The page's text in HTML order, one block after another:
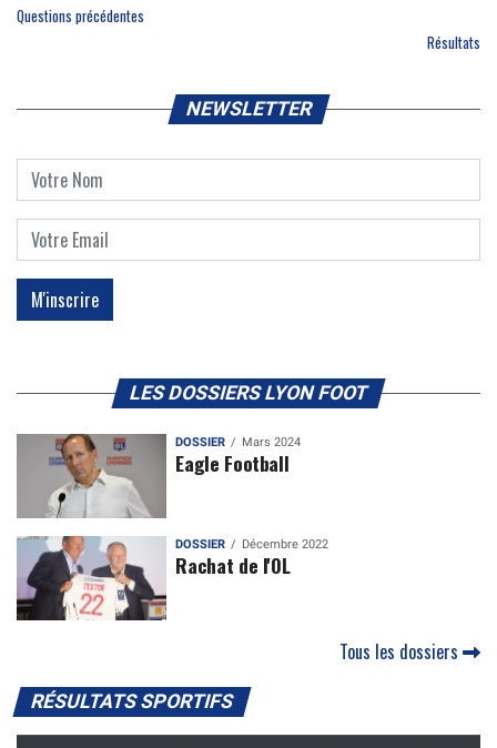
Questions précédentes
Résultats
NEWSLETTER
LES DOSSIERS LYON FOOT
DOSSIER Mars 2024
Eagle Football
DOSSIER Décembre 2022
Rachat de l'OL
Tous les dossiers
RÉSULTATS SPORTIFS